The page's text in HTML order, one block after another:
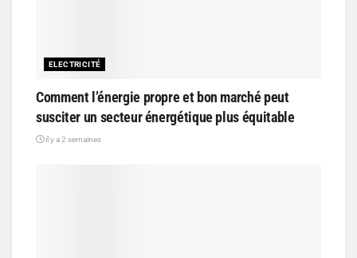
ELECTRICITÉ
Comment l’énergie propre et bon marché peut
susciter un secteur énergétique plus équitable
il y a 2 semaines